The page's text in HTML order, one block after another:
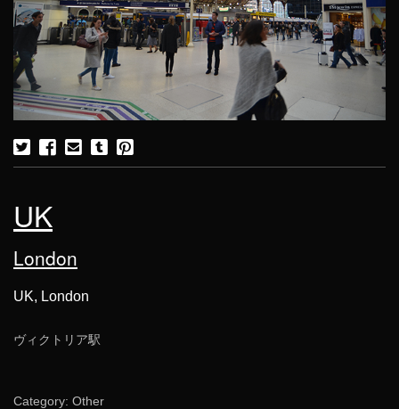
UK
London
UK, London
ヴィクトリア駅
Category: Other